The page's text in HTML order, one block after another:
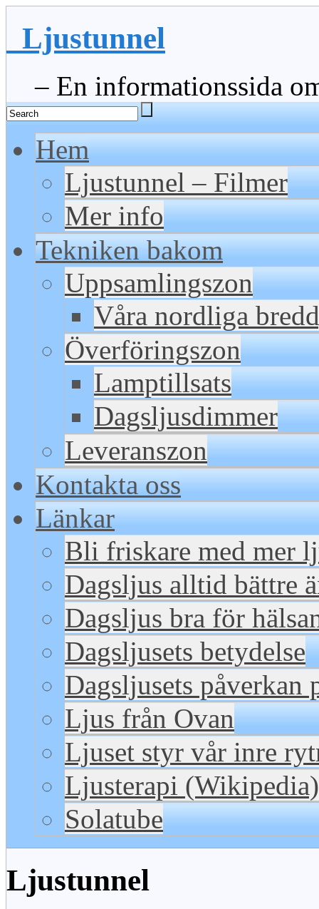
Ljustunnel
– En informationssida
Hem
Ljustunnel – Filmer
Mer info
Tekniken bakom
Uppsamlingszon
Våra nordliga
Överföringszon
Lamptillsats
Dagsljusdimmer
Leveranszon
Kontakta oss
Länkar
Bli friskare med mer
Dagsljus alltid bättre
Dagsljus bra för
Dagsljusets betydelse
Dagsljusets påverkan
Ljus från Ovan
Ljuset styr vår inre
Ljusterapi (Wikipedia)
Solatube
Ljustunnel